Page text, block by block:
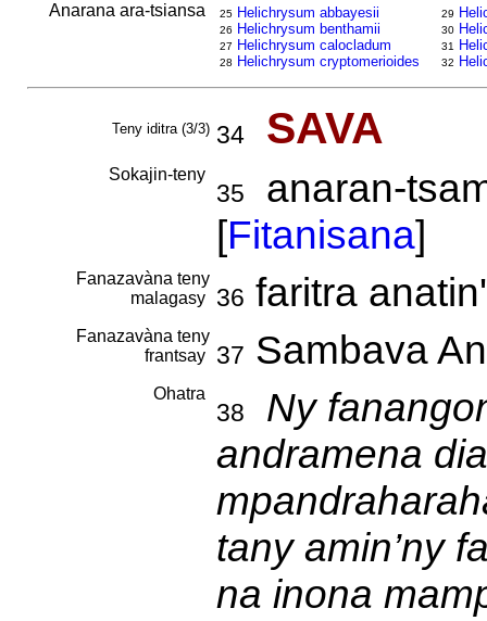
Anarana ara-tsiansa 25 Helichrysum abbayesii
26 Helichrysum benthamii
27 Helichrysum calocladum
28 Helichrysum cryptomerioides
29
30
31
32
Teny iditra (3/3) 34 SAVA
Sokajin-teny
35
anaran-
[Fitanisana]
Fanazavàna teny
malagasy
36 faritra
Fanazavàna teny
frantsay
37 Sambava
Ohatra
38
Ny
andramena
tany amin’ny
na inona